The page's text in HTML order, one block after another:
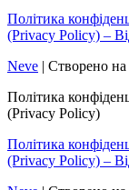
Політика
(Privacy Policy) –
Neve | Створено на
Політика
(Privacy Policy)
Політика
(Privacy Policy) –